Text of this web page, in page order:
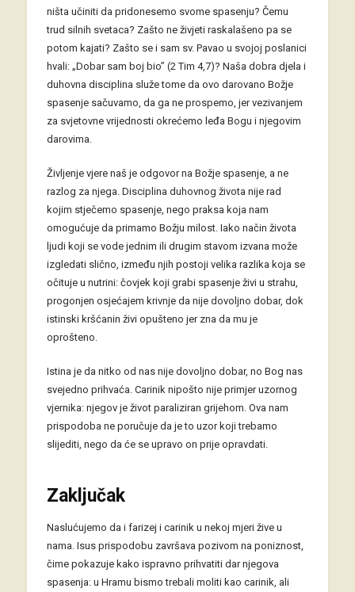
ništa učiniti da pridonesemo svome spasenju? Čemu
trud silnih svetaca? Zašto ne živjeti raskalašeno pa se
potom kajati? Zašto se i sam sv. Pavao u svojoj poslanici
hvali: „Dobar sam boj bio” (2 Tim 4,7)? Naša dobra djela i
duhovna disciplina služe tome da ovo darovano Božje
spasenje sačuvamo, da ga ne prospemo, jer vezivanjem
za svjetovne vrijednosti okrećemo leđa Bogu i njegovim
darovima.
Življenje vjere naš je odgovor na Božje spasenje, a ne
razlog za njega. Disciplina duhovnog života nije rad
kojim stječemo spasenje, nego praksa koja nam
omogućuje da primamo Božju milost. Iako način života
ljudi koji se vode jednim ili drugim stavom izvana može
izgledati slično, između njih postoji velika razlika koja se
očituje u nutrini: čovjek koji grabi spasenje živi u strahu,
progonjen osjećajem krivnje da nije dovoljno dobar, dok
istinski kršćanin živi opušteno jer zna da mu je
oprošteno.
Istina je da nitko od nas nije dovoljno dobar, no Bog nas
svejedno prihvaća. Carinik nipošto nije primjer uzornog
vjernika: njegov je život paraliziran grijehom. Ova nam
prispodoba ne poručuje da je to uzor koji trebamo
slijediti, nego da će se upravo on prije opravdati.
Zaključak
Naslućujemo da i farizej i carinik u nekoj mjeri žive u
nama. Isus prispodobu završava pozivom na poniznost,
čime pokazuje kako ispravno prihvatiti dar njegova
spasenja: u Hramu bismo trebali moliti kao carinik, ali